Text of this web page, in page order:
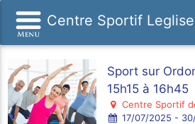
Centre Sportif Leglise
Sport sur
15h15 à 16h45
Centre Sportif
17/07/2025 -